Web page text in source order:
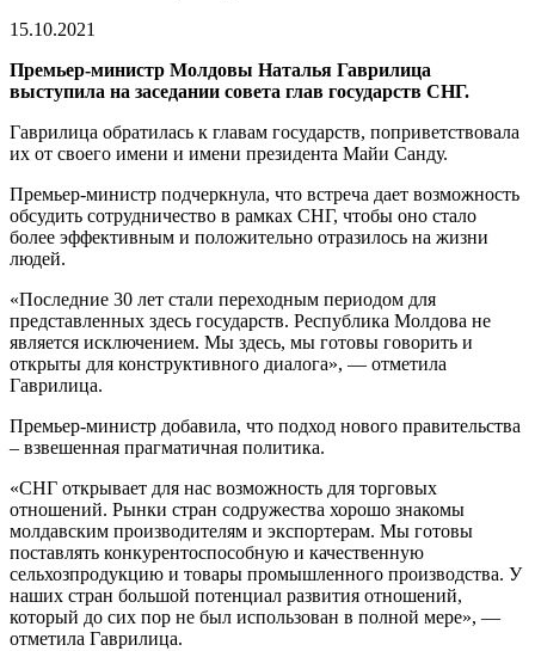
15.10.2021
Премьер-министр Молдовы Наталья Гаврилица
выступила на заседании совета глав государств СНГ.
Гаврилица обратилась к главам государств, поприветствовала
их от своего имени и имени президента Майи Санду.
Премьер-министр подчеркнула, что встреча дает возможность
обсудить сотрудничество в рамках СНГ, чтобы оно стало
более эффективным и положительно отразилось на жизни
людей.
«Последние 30 лет стали переходным периодом для
представленных здесь государств. Республика Молдова не
является исключением. Мы здесь, мы готовы говорить и
открыты для конструктивного диалога», — отметила
Гаврилица.
Премьер-министр добавила, что подход нового правительства
– взвешенная прагматичная политика.
«СНГ открывает для нас возможность для торговых
отношений. Рынки стран содружества хорошо знакомы
молдавским производителям и экспортерам. Мы готовы
поставлять конкурентоспособную и качественную
сельхозпродукцию и товары промышленного производства. У
наших стран большой потенциал развития отношений,
который до сих пор не был использован в полной мере», —
отметила Гаврилица.